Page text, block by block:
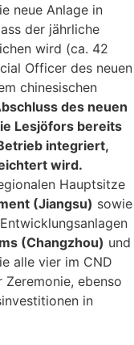
neue Anlage in
der jährliche
wird (ca. 42
Officer des neuen
chinesischen
des neuen
Lesjöfors bereits
integriert,
wird.
Hauptsitze
(Jiangsu) sowie
(Changzhou) und
alle vier im CND
ebenso
in